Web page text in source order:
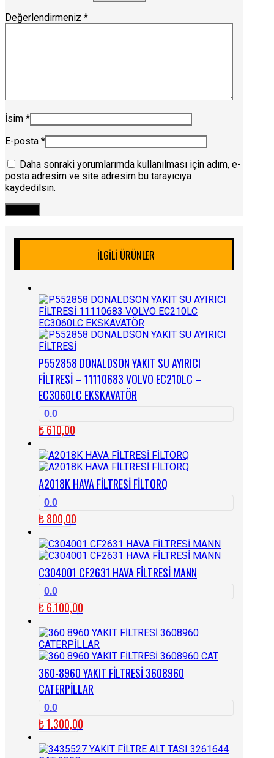
Değerlendirmeniz *
İsim *
E-posta *
Daha sonraki yorumlarımda kullanılması için adım, e-
posta adresim ve site adresim bu tarayıcıya
kaydedilsin.
İLGILI ÜRÜNLER
P552858 DONALDSON YAKIT SU AYIRICI
FİLTRESİ – 11110683 VOLVO EC210LC –
EC3060LC EKSKAVATÖR
0.0
₺610,00
A2018K HAVA FİLTRESİ FİLTORQ
0.0
₺800,00
C304001 CF2631 HAVA FİLTRESİ MANN
0.0
₺6.100,00
360-8960 YAKIT FİLTRESİ 3608960
CATERPİLLAR
0.0
₺1.300,00